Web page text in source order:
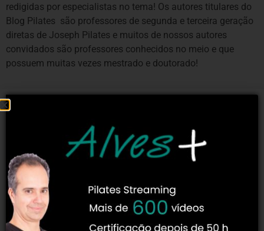
redigidas por especialistas no tema! Os autores titulares do
Blog Pilates são professores de segunda e terceira geração
diretas de Joseph Pilates e muitos de nossos autores
convidados são professores conhecidos no meio e que
possuem muitas vezes mestrado e doutorado!